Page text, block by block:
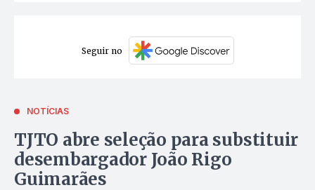
Seguir no
NOTÍCIAS
TJTO abre seleção para substituir
desembargador João Rigo
Guimarães